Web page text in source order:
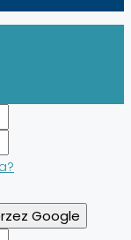
Google